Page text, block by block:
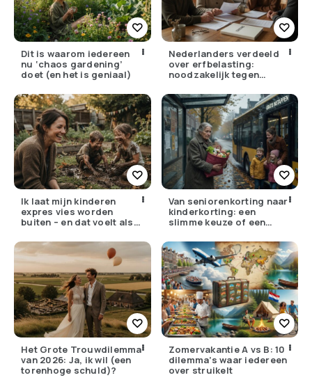
Dit is waarom iedereen
nu ‘chaos gardening’
doet (en het is geniaal)
Nederlanders verdeeld
over erfbelasting:
noodzakelijk tegen
Ik laat mijn kinderen
expres vies worden
buiten – en dat voelt als
Van seniorenkorting naar
kinderkorting: een
slimme keuze of een
Het Grote Trouwdilemma
van 2026: Ja, ik wil (een
torenhoge schuld)?
Zomervakantie A vs B: 10
dilemma’s waar iedereen
over struikelt